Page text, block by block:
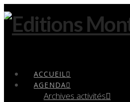
ACCUEIL
AGENDA
Archives activités